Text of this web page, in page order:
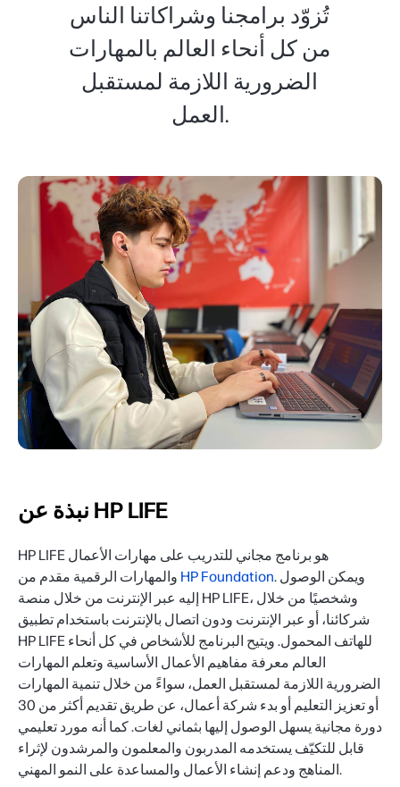
تُزوّد ​برامجنا وشراكاتنا الناس
من كل أنحاء العالم بالمهارات
الضرورية اللازمة لمستقبل
العمل.
نبذة عن HP LIFE
HP LIFE هو برنامج مجاني للتدريب على مهارات الأعمال
HP Foundation. ويمكن الوصول
إليه عبر الإنترنت من خلال منصة HP LIFE، وشخصيًا من خلال
شركائنا، أو عبر الإنترنت ودون اتصال بالإنترنت باستخدام تطبيق
HP LIFE للهاتف المحمول. ويتيح البرنامج للأشخاص في كل أنحاء
العالم معرفة مفاهيم الأعمال الأساسية وتعلم المهارات
الضرورية اللازمة لمستقبل العمل، سواءً من خلال تنمية المهارات
أو تعزيز التعليم أو بدء شركة أعمال، عن طريق تقديم أكثر من 30
دورة مجانية يسهل الوصول إليها بثماني لغات. كما أنه مورد تعليمي
قابل للتكيّف يستخدمه المدربون والمعلمون والمرشدون لإثراء
المناهج ودعم إنشاء الأعمال والمساعدة على النمو المهني.